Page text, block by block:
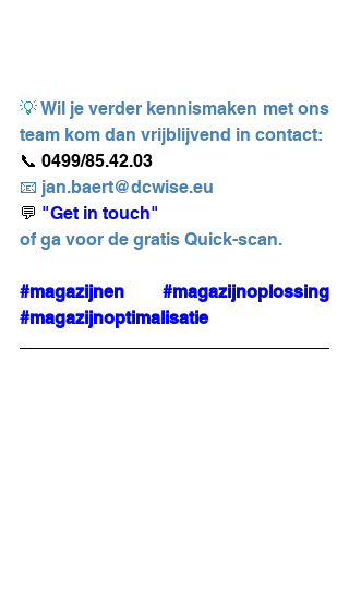
💡Wil je verder kennismaken met ons
team kom dan vrijblijvend in contact:
📞 0499/85.42.03
📧 jan.baert@dcwise.eu
💬 "Get in touch"
of ga voor de gratis Quick-scan.
#magazijnen
#magazijnoplossing
#magazijnoptimalisatie